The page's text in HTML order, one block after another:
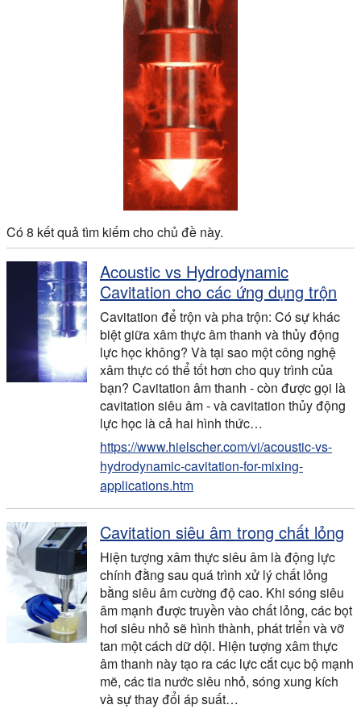
Có 8 kết quả tìm kiếm cho chủ đề này.
Acoustic vs Hydrodynamic
Cavitation cho các ứng dụng trộn
Cavitation để trộn và pha trộn: Có sự khác
biệt giữa xâm thực âm thanh và thủy động
lực học không? Và tại sao một công nghệ
xâm thực có thể tốt hơn cho quy trình của
bạn? Cavitation âm thanh - còn được gọi là
cavitation siêu âm - và cavitation thủy động
lực học là cả hai hình thức…
https://www.hielscher.com/vi/acoustic-vs-
hydrodynamic-cavitation-for-mixing-
applications.htm
Cavitation siêu âm trong chất lỏng
Hiện tượng xâm thực siêu âm là động lực
chính đằng sau quá trình xử lý chất lỏng
bằng siêu âm cường độ cao. Khi sóng siêu
âm mạnh được truyền vào chất lỏng, các bọt
hơi siêu nhỏ sẽ hình thành, phát triển và vỡ
tan một cách dữ dội. Hiện tượng xâm thực
âm thanh này tạo ra các lực cắt cục bộ mạnh
mẽ, các tia nước siêu nhỏ, sóng xung kích
và sự thay đổi áp suất…